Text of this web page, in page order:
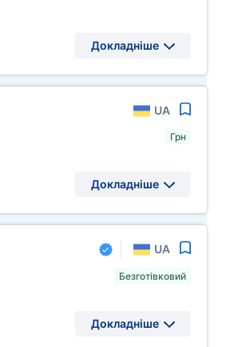
Докладніше
UA
Грн
Докладніше
UA
Безготівковий
Докладніше